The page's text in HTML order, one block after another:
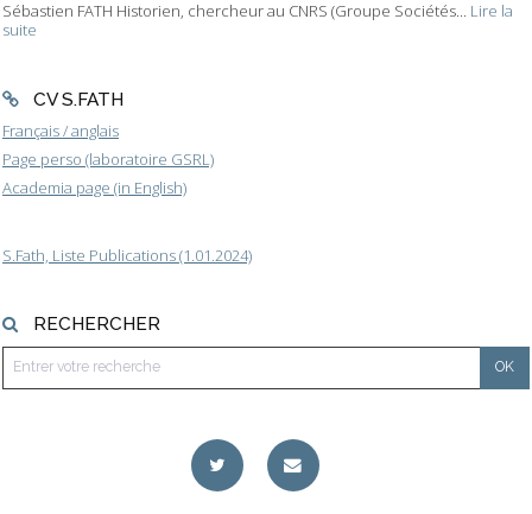
Sébastien FATH Historien, chercheur au CNRS (Groupe Sociétés... Lire la
suite
CV S.FATH
Français / anglais
Page perso (laboratoire GSRL)
Academia page (in English)
S.Fath, Liste Publications (1.01.2024)
RECHERCHER